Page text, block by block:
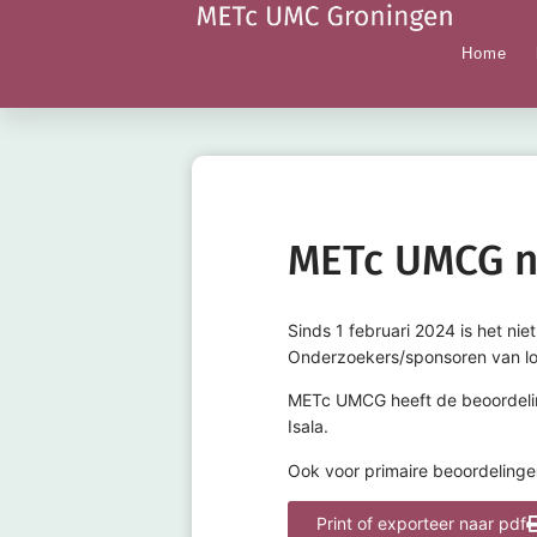
Home
METc
Sinds 1 februari 2024 is het
Onderzoekers/sponsoren van
METc UMCG heeft de
Isala.
Ook voor primaire
Print of exporteer naar pdf